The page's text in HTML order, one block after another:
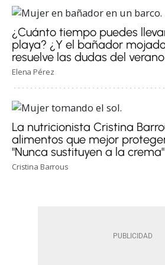
¿Cuánto tiempo puedes
playa? ¿Y el bañador
resuelve las dudas del verano
Elena Pérez
La nutricionista Cristina
alimentos que mejor
"Nunca sustituyen a la crema"
Cristina Barrous